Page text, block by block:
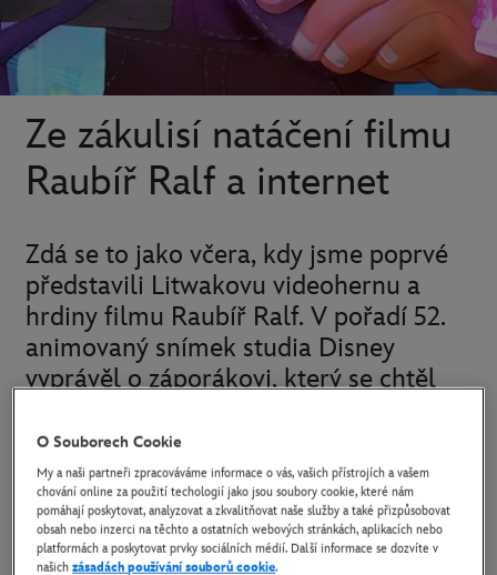
Ze zákulisí natáčení filmu
Raubíř Ralf a internet
Zdá se to jako včera, kdy jsme poprvé
představili Litwakovu videohernu a
hrdiny filmu Raubíř Ralf. V pořadí 52.
animovaný snímek studia Disney
vyprávěl o záporákovi, který se chtěl
Proto se Ralf vydá za slávou a medailí za hrdinství. Na své
cestě nečekaně potká Vanilopku, blikající princeznu, která
by moc chtěla závodit ve hře Cukr Káry. A ti dva se
postupem času stanou nejlepšími kamarády.
O Souborech Cookie
My a naši partneři zpracováváme informace o vás, vašich přístrojích a vašem
chování online za použití techologií jako jsou soubory cookie, které nám
pomáhají poskytovat, analyzovat a zkvalitňovat naše služby a také přizpůsobovat
obsah nebo inzerci na těchto a ostatních webových stránkách, aplikacích nebo
platformách a poskytovat prvky sociálních médií. Další informace se dozvíte v
našichzásadách používání souborů cookie.